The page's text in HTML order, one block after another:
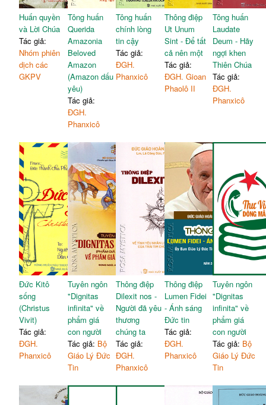
Huấn quyền
và Lời Chúa
Tác giả:
Nhóm phiên
dịch các
GKPV
Tông huấn
Querida
Amazonia
Beloved
Amazon
(Amazon dấu
yêu)
Tác giả:
ĐGH.
Phanxicô
Tông huấn
chính lòng
tin cậy
Tác giả:
ĐGH.
Phanxicô
Thông điệp
Ut Unum
Sint - Để tất
cả nên một
Tác giả:
ĐGH. Gioan
Phaolô II
Tông huấn
Laudate
Deum - Hãy
ngợi khen
Thiên Chúa
Tác giả:
ĐGH.
Phanxicô
Đức Kitô
sống
(Christus
Vivit)
Tác giả:
ĐGH.
Phanxicô
Tuyên ngôn
"Dignitas
infinita" về
phẩm giá
con người
Tác giả: Bộ
Giáo Lý Đức
Tin
Thông điệp
Dilexit nos -
Người đã yêu
thương
chúng ta
Tác giả:
ĐGH.
Phanxicô
Thông điệp
Lumen Fidei
- Ánh sáng
Đức tin
Tác giả:
ĐGH.
Phanxicô
Tuyên ngôn
"Dignitas
infinita" về
phẩm giá
con người
Tác giả: Bộ
Giáo Lý Đức
Tin